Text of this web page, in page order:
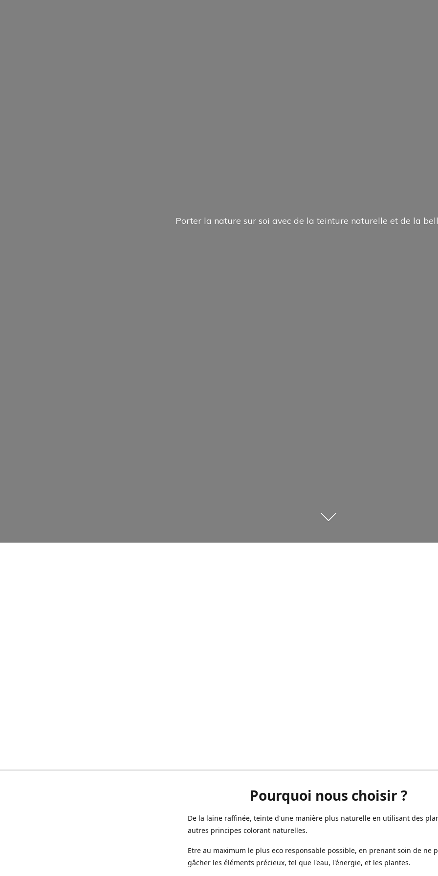
Porter la nature sur soi avec de la teinture naturelle et de la
Pourquoi nous choisir ?
De la laine raffinée, teinte d'une manière plus naturelle en utilisant des
autres principes colorant naturelles.
Etre au maximum le plus eco responsable possible, en prenant soin de ne
gâcher les éléments précieux, tel que l'eau, l'énergie, et les plantes.